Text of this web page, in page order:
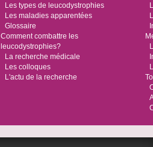
Les types de leucodystrophies
Les maladies apparentées
Glossaire
Comment combattre les
leucodystrophies?
La recherche médicale
Les colloques
L'actu de la recherche